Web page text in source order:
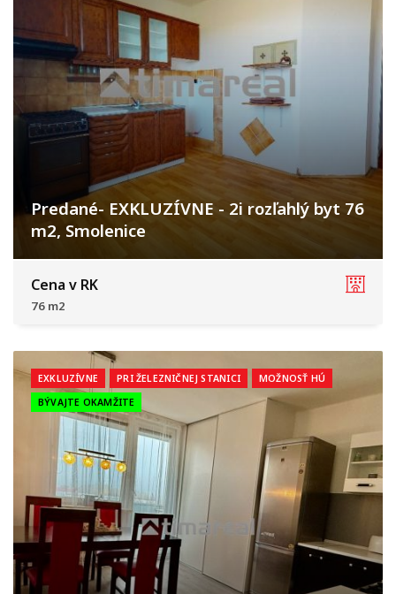
Predané- EXKLUZÍVNE - 2i rozľahlý byt 76
m2, Smolenice
Smolenice
Cena v RK
76 m2
EXKLUZÍVNE PRI ŽELEZNIČNEJ STANICI
MOŽNOSŤ HÚ
BÝVAJTE OKAMŽITE